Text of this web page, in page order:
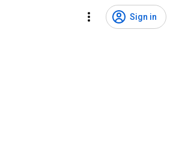
Sign in